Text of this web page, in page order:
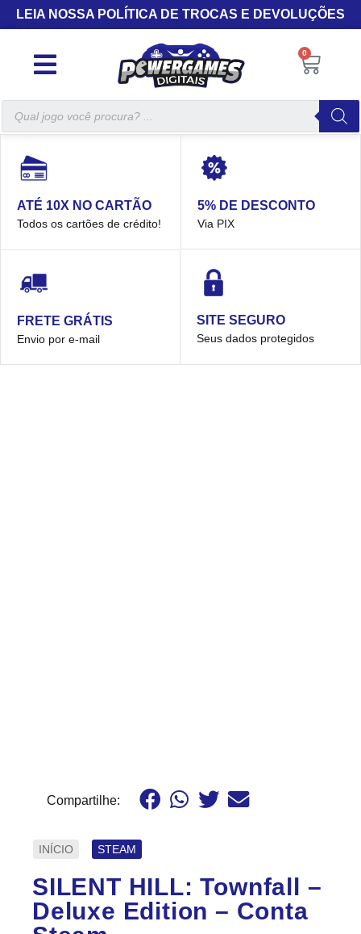
LEIA NOSSA POLÍTICA DE TROCAS E DEVOLUÇÕES
0
ATÉ 10X NO CARTÃO
Todos os cartões de crédito!
5% DE DESCONTO
Via PIX
FRETE GRÁTIS
Envio por e-mail
SITE SEGURO
Seus dados protegidos
Compartilhe:
INÍCIO STEAM
SILENT HILL: Townfall –
Deluxe Edition – Conta